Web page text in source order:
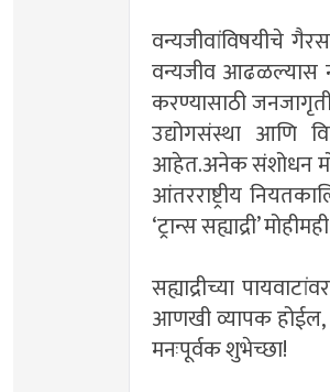
वन्यजीवांविषयीचे
वन्यजीव आढळल्यास
करण्यासाठी
उद्योगसंस्था आणि
आहेत.अनेक संशोधन
आंतरराष्ट्रीय
‘ट्रान्स सह्याद्री’
सह्याद्रीच्या
आणखी व्यापक होईल,
मनःपूर्वक शुभेच्छा!